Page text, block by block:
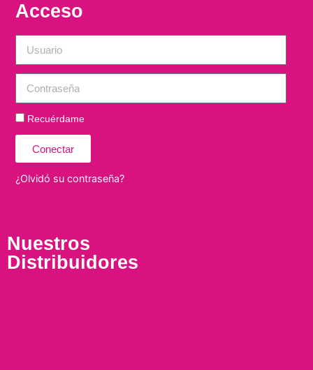
Acceso
Recuérdame
Conectar
¿Olvidó su contraseña?
Nuestros
Distribuidores